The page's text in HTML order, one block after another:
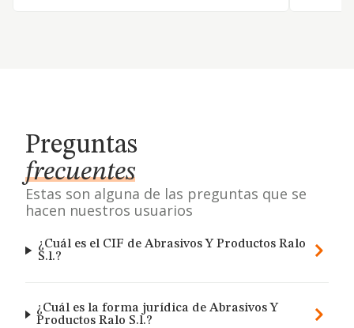
Preguntas
frecuentes
Estas son alguna de las preguntas que se
hacen nuestros usuarios
¿Cuál es el CIF de Abrasivos Y Productos Ralo
S.l.?
¿Cuál es la forma jurídica de Abrasivos Y
Productos Ralo S.l.?